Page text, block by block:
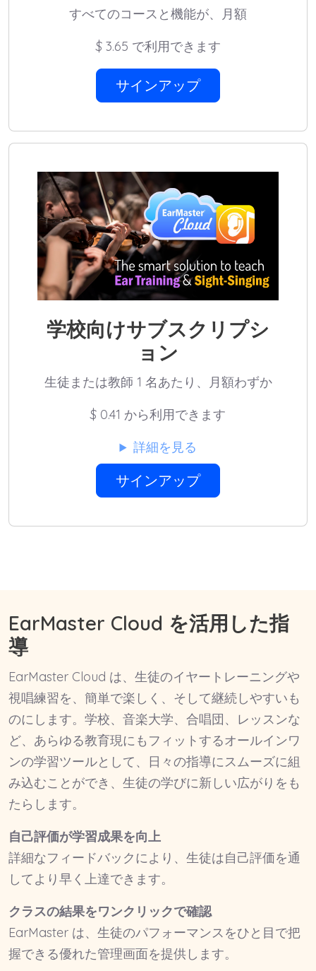
すべてのコースと機能が、月額
$3.65 で利用できます
サインアップ
学校向けサブスクリプシ
ョン
生徒または教師 1 名あたり、月額わずか
$ 0.41 から利用できます
詳細を見る
サインアップ
EarMaster Cloud を活用した指
導
EarMaster Cloud は、生徒のイヤートレーニングや
視唱練習を、簡単で楽しく、そして継続しやすいも
のにします。学校、音楽大学、合唱団、レッスンな
ど、あらゆる教育現にもフィットするオールインワ
ンの学習ツールとして、日々の指導にスムーズに組
み込むことができ、生徒の学びに新しい広がりをも
たらします。
自己評価が学習成果を向上
詳細なフィードバックにより、生徒は自己評価を通
してより早く上達できます。
クラスの結果をワンクリックで確認
EarMaster は、生徒のパフォーマンスをひと目で把
握できる優れた管理画面を提供します。